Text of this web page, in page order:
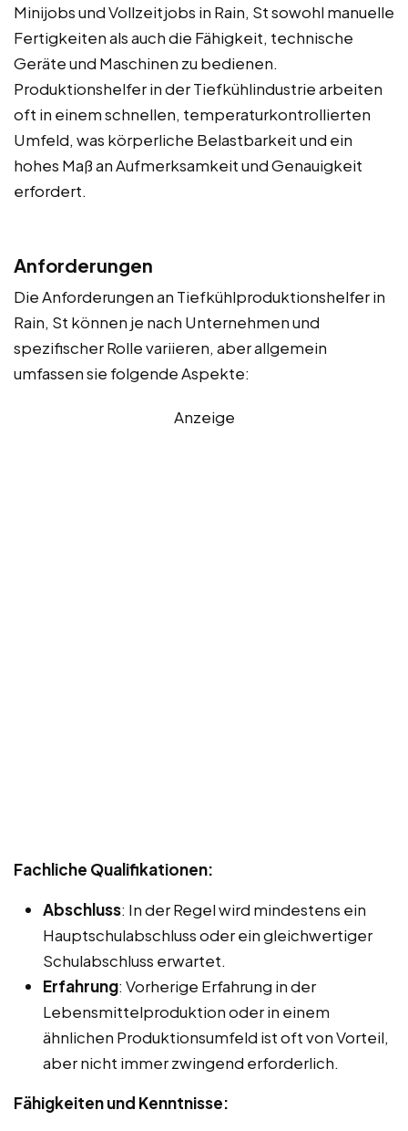
Minijobs und Vollzeitjobs in Rain, St sowohl manuelle
Fertigkeiten als auch die Fähigkeit, technische
Geräte und Maschinen zu bedienen.
Produktionshelfer in der Tiefkühlindustrie arbeiten
oft in einem schnellen, temperaturkontrollierten
Umfeld, was körperliche Belastbarkeit und ein
hohes Maß an Aufmerksamkeit und Genauigkeit
erfordert.
Anforderungen
Die Anforderungen an Tiefkühlproduktionshelfer in
Rain, St können je nach Unternehmen und
spezifischer Rolle variieren, aber allgemein
umfassen sie folgende Aspekte:
Anzeige
Fachliche Qualifikationen:
Abschluss: In der Regel wird mindestens ein
Hauptschulabschluss oder ein gleichwertiger
Schulabschluss erwartet.
Erfahrung: Vorherige Erfahrung in der
Lebensmittelproduktion oder in einem
ähnlichen Produktionsumfeld ist oft von Vorteil,
aber nicht immer zwingend erforderlich.
Fähigkeiten und Kenntnisse: